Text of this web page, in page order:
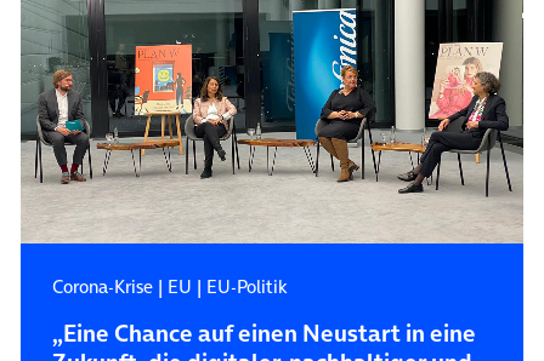
Corona-Krise| EU | EU-Politik
„Eine Chance auf einen Neustart in eine